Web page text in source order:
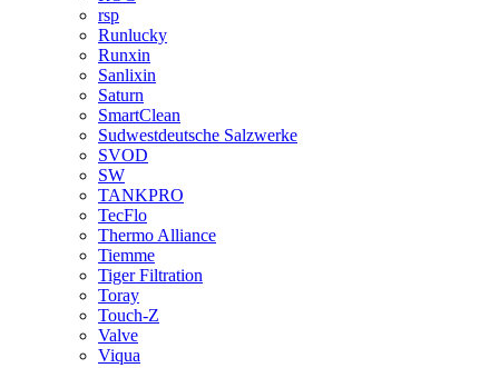
rsp
Runlucky
Runxin
Sanlixin
Saturn
SmartClean
Sudwestdeutsche Salzwerke
SVOD
SW
TANKPRO
TecFlo
Thermo Alliance
Tiemme
Tiger Filtration
Toray
Touch-Z
Valve
Viqua